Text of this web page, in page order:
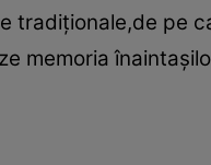
tradiţionale,de pe
memoria